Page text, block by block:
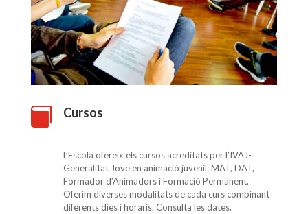
 Cursos
L’Escola ofereix els cursos acreditats per l’IVAJ-
Generalitat Jove en animació juvenil: MAT, DAT,
Formador d’Animadors i Formació Permanent.
Oferim diverses modalitats de cada curs combinant
diferents dies i horaris. Consulta les dates.